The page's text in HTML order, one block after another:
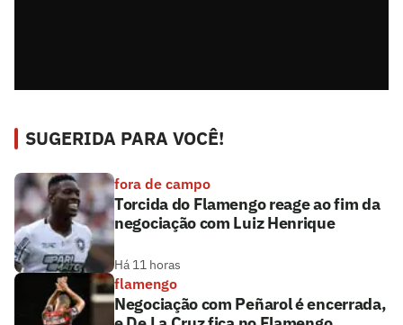
SUGERIDA PARA VOCÊ!
fora de campo
Torcida do Flamengo reage ao fim da
negociação com Luiz Henrique
Há 11 horas
flamengo
Negociação com Peñarol é encerrada,